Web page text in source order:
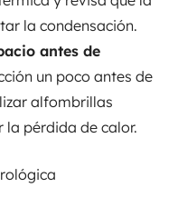
la condensación.
antes de
un poco antes de
alfombrillas
la pérdida de calor.